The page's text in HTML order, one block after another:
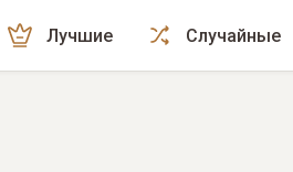
Лучшие Случайные